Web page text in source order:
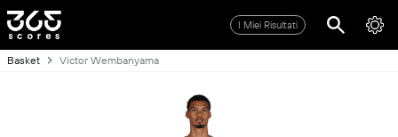
I Miei Risultati
Basket Victor Wembanyama